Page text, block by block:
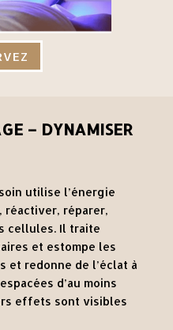
– DYNAMISER
utilise l’énergie
réactiver, réparer,
cellules. Il traite
et estompe les
et redonne de l’éclat à
d’au moins
effets sont visibles